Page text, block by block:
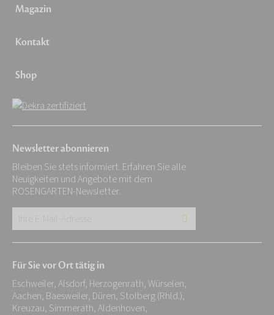
Magazin
Kontakt
Shop
Newsletter abonnieren
Bleiben Sie stets informiert. Erfahren Sie alle
Neuigkeiten und Angebote mit dem
ROSENGARTEN-Newsletter.
Adresse:
*
Für Sie vor Ort tätig in
Eschweiler, Alsdorf, Herzogenrath, Würselen,
Aachen, Baesweiler, Düren, Stolberg (Rhld.),
Kreuzau, Simmerath, Aldenhoven,